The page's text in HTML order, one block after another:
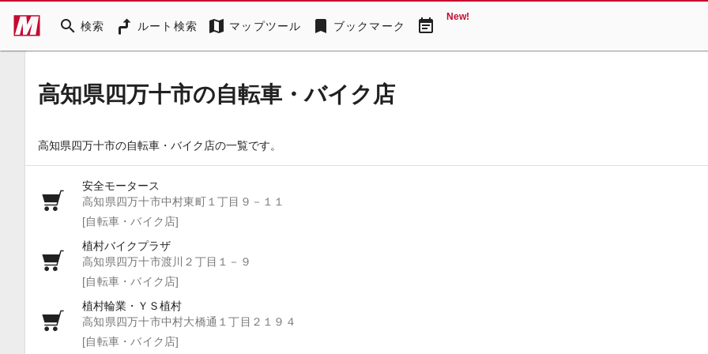
search 検索 ルート検索 map マップツール bookmark ブックマーク event_note New!
高知県四万十市の自転車・バイク店
高知県四万十市の自転車・バイク店の一覧です。
安全モータース
高知県四万十市中村東町１丁目９－１１
[自転車・バイク店]
植村バイクプラザ
高知県四万十市渡川２丁目１－９
[自転車・バイク店]
植村輪業・ＹＳ植村
高知県四万十市中村大橋通１丁目２１９４
[自転車・バイク店]